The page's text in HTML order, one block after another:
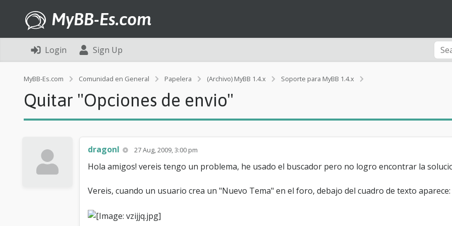
MyBB-Es.com
Login
Sign Up
MyBB-Es.com Comunidad en General Papelera (Archivo) MyBB 1.4.x Soporte para MyBB 1.4.x
a
"
c
i
n
Quitar "Opciones de envio"
dragonl 27 Aug, 2009, 3:00 pm
Hola amigos! vereis tengo un problema, he usado el buscador pero no logro encontrar la
Vereis, cuando un usuario crea un "Nuevo Tema" en el foro, debajo del cuadro de texto aparece: